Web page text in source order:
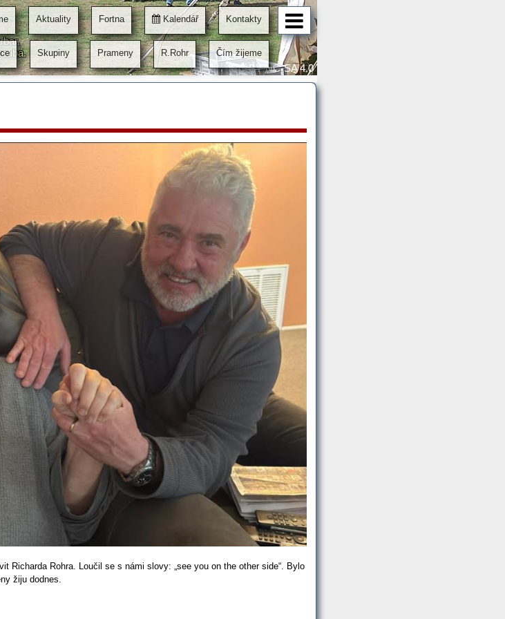
Kontakty
Kalendář
Fortna
Aktuality
Čím žijeme
R.Rohr
Prameny
Skupiny
CC BY-NC-SA 4.0
Richarda Rohra. Loučil se s námi slovy: „see you on the other side“. Bylo
žiju dodnes.